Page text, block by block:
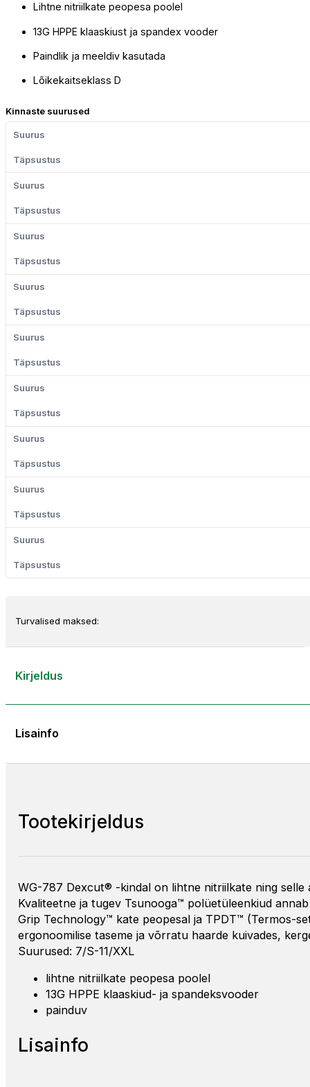
Dexcut
kogus
Lihtne nitriilkate peopesa poolel
13G HPPE klaaskiust ja spandex vooder
Paindlik ja meeldiv kasutada
Lõikekaitseklass D
Kinnaste suurused
Suurus
Turvalised maksed:
Kirjeldus
Lisainfo
Tootekirjeldus
WG-787 Dexcut® -kindal on lihtne nitriilkate ning
Kvaliteetne ja tugev Tsunooga™ polüetüleenkiud
Grip Technology™ kate peopesal ja TPDT™ (Termos-
ergonoomilise taseme ja võrratu haarde kuivades,
Suurused: 7/S-11/XXL
lihtne nitriilkate peopesa poolel
13G HPPE klaaskiud- ja spandeksvooder
painduv
Lisainfo